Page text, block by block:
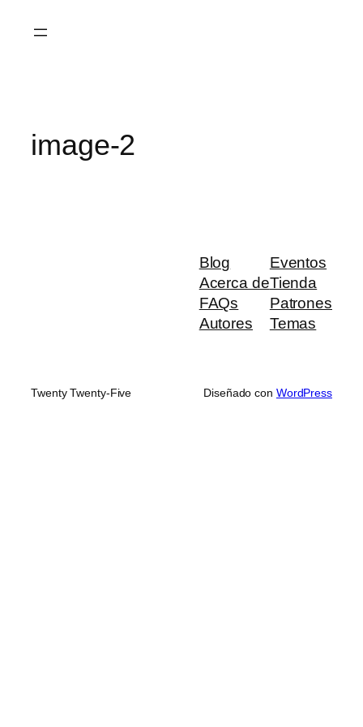
image-2
Blog
Acerca de
FAQs
Autores
Eventos
Tienda
Patrones
Temas
Twenty Twenty-Five Diseñado con WordPress